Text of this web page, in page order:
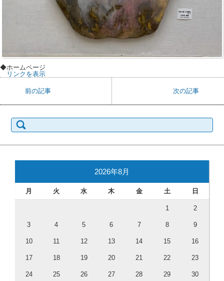
◆ホームページ
リンクを表示
前の記事 次の記事
2026年8月
月 火 水 木 金 土 日
1 2
3 4 5 6 7 8 9
10 11 12 13 14 15 16
17 18 19 20 21 22 23
24 25 26 27 28 29 30